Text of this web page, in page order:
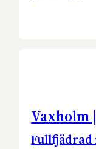
Vaxholm